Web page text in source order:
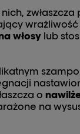
zwłaszcza
wrażliwość
włosy lub
o
na